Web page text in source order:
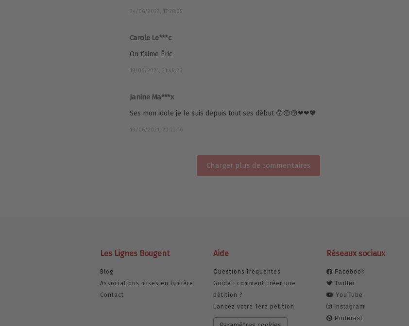
24/06/2023, 17:28:05
Carole Le***c
On t’aime Éric
18/06/2021, 21:49:25
Janine Ma***x
Ses mon idole je le suis depuis tout ses début 😙😙😙❤❤💖
19/06/2021, 20:23:10
Charger plus de commentaires
Les Lignes Bougent
Blog
Associations mises en lumière
Contact
Aide
Questions fréquentes
Guide : comment créer une
pétition ?
Lancez votre 1ère pétition
Réseaux sociaux
Facebook
Twitter
YouTube
Instagram
Pinterest